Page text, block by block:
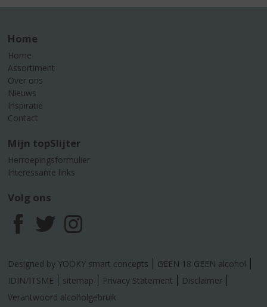
Home
Home
Assortiment
Over ons
Nieuws
Inspiratie
Contact
Mijn topSlijter
Herroepingsformulier
Interessante links
Volg ons
F
a
c
T
w
i
I
n
s
Designed by YOOKY smart concepts
GEEN 18 GEEN alcohol
IDIN/ITSME
sitemap Privacy Statement
Disclaimer
Verantwoord alcoholgebruik